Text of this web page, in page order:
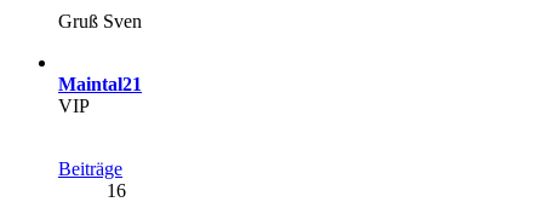
Gruß Sven
Maintal21
VIP
Beiträge
16